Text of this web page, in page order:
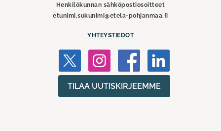
Henkilökunnan sähköpostiosoitteet
etunimi.sukunimi@etela-pohjanmaa.fi
YHTEYSTIEDOT
TILAA UUTISKIRJEEMME